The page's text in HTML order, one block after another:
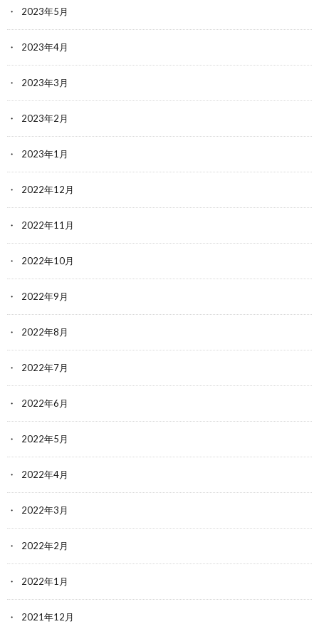
2023年5月
2023年4月
2023年3月
2023年2月
2023年1月
2022年12月
2022年11月
2022年10月
2022年9月
2022年8月
2022年7月
2022年6月
2022年5月
2022年4月
2022年3月
2022年2月
2022年1月
2021年12月